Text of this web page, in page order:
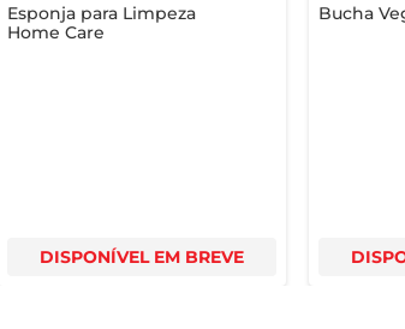
Esponja para Limpeza
Home Care
DISPONÍVEL EM BREVE
Bucha